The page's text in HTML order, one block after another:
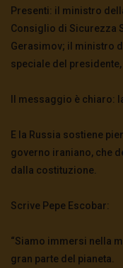
Presenti: il ministro
Consiglio di Sicurezza
Gerasimov; il ministro
speciale del presidente,
Il messaggio è chiaro:
E la Russia sostiene
governo iraniano, che
dalla costituzione.
Scrive Pepe Escobar:
“Siamo immersi nella
gran parte del pianeta.